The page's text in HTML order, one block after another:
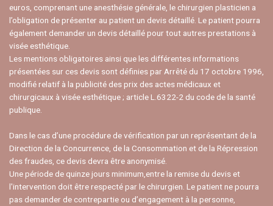
euros, comprenant une anesthésie générale, le chirurgien plasticien a
l’obligation de présenter au patient un devis détaillé. Le patient pourra
également demander un devis détaillé pour tout autres prestations à
visée esthétique.
Les mentions obligatoires ainsi que les différentes informations
présentées sur ces devis sont définies par Arrêté du 17 octobre 1996,
modifié relatif à la publicité des prix des actes médicaux et
chirurgicaux à visée esthétique ; article L.6322-2 du code de la santé
publique.
Dans le cas d’une procédure de vérification par un représentant de la
Direction de la Concurrence, de la Consommation et de la Répression
des fraudes, ce devis devra être anonymisé.
Une période de quinze jours minimum,entre la remise du devis et
l'intervention doit être respecté par le chirurgien. Le patient ne pourra
pas demander de contrepartie ou d’engagement à la personne,